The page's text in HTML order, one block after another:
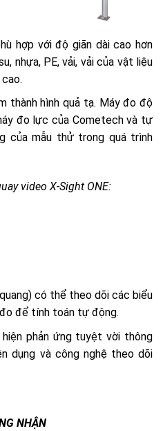
hợp với độ giãn dài cao hơn
nhựa, PE, vải, vải của vật liệu
thành hình quả tạ. Máy đo độ
đo lực của Cometech và tự
của mẫu thử trong quá trình
video X-Sight ONE:
có thể theo dõi các biểu
để tính toán tự động.
phản ứng tuyệt vời thông
dụng và công nghệ theo dõi
NHẬN